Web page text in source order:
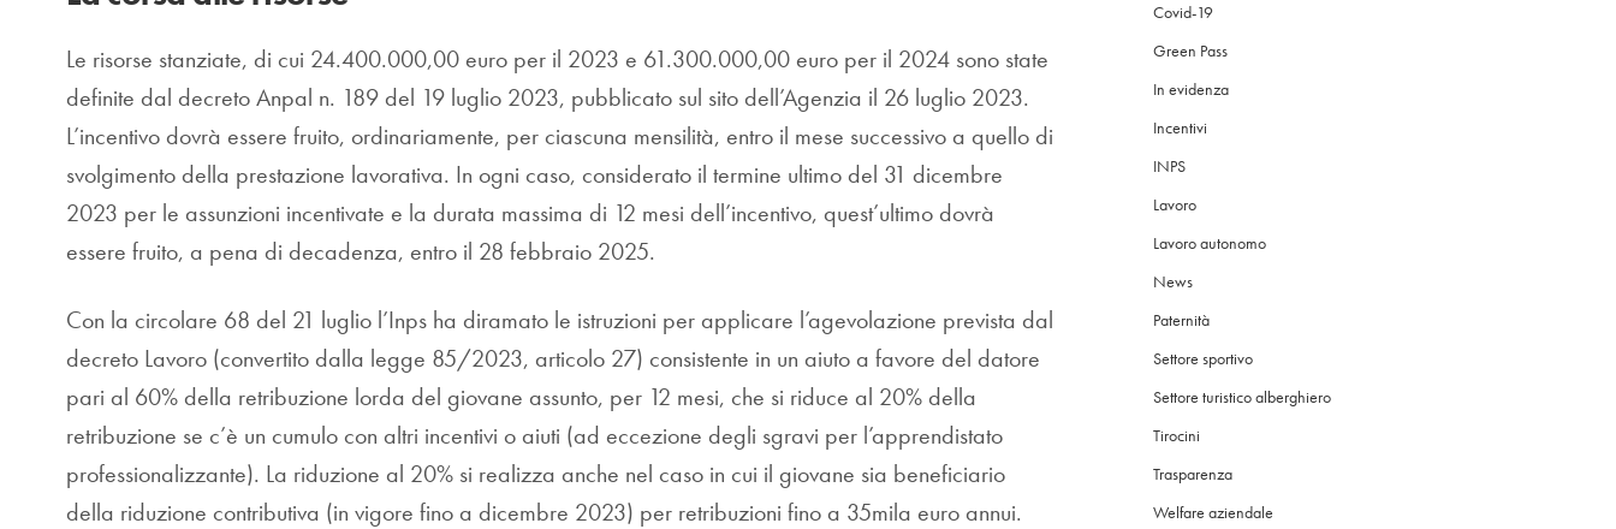
Le risorse stanziate, di cui 24.400.000,00 euro per il 2023 e 61.300.000,00 euro per il 2024 sono state
definite dal decreto Anpal n. 189 del 19 luglio 2023, pubblicato sul sito dell’Agenzia il 26 luglio 2023.
L’incentivo dovrà essere fruito, ordinariamente, per ciascuna mensilità, entro il mese successivo a quello di
svolgimento della prestazione lavorativa. In ogni caso, considerato il termine ultimo del 31 dicembre
2023 per le assunzioni incentivate e la durata massima di 12 mesi dell’incentivo, quest’ultimo dovrà
essere fruito, a pena di decadenza, entro il 28 febbraio 2025.
Con la circolare 68 del 21 luglio l’Inps ha diramato le istruzioni per applicare l’agevolazione prevista dal
decreto Lavoro (convertito dalla legge 85/2023, articolo 27) consistente in un aiuto a favore del datore
pari al 60% della retribuzione lorda del giovane assunto, per 12 mesi, che si riduce al 20% della
retribuzione se c’è un cumulo con altri incentivi o aiuti (ad eccezione degli sgravi per l’apprendistato
professionalizzante). La riduzione al 20% si realizza anche nel caso in cui il giovane sia beneficiario
della riduzione contributiva (in vigore fino a dicembre 2023) per retribuzioni fino a 35mila euro annui.
Covid-19
Green Pass
In evidenza
Incentivi
INPS
Lavoro
Lavoro autonomo
News
Paternità
Settore sportivo
Settore turistico alberghiero
Tirocini
Trasparenza
Welfare aziendale